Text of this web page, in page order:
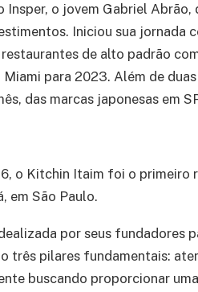
o jovem Gabriel Abrão,
Iniciou sua jornada
de alto padrão
para 2023. Além de
das marcas japonesas em
o Kitchin Itaim foi o
em São Paulo.
por seus fundadores
três pilares fundamentais:
buscando proporcionar